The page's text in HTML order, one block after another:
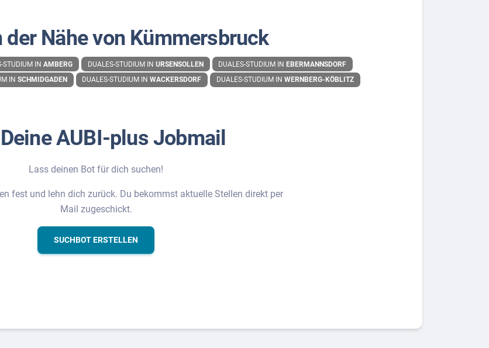
der Nähe von Kümmersbruck
STUDIUM INAMBERG DUALES-STUDIUM IN URSENSOLLEN DUALES-STUDIUM INEBERMANNSDORF
IN SCHMIDGADEN DUALES-STUDIUM INWACKERSDORF DUALES-STUDIUM IN WERNBERG-KÖBLITZ
Deine AUBI-plus Jobmail
Lass deinen Bot für dich suchen!
fest und lehn dich zurück. Du bekommst aktuelle Stellen direkt per
Mail zugeschickt.
SUCHBOT ERSTELLEN